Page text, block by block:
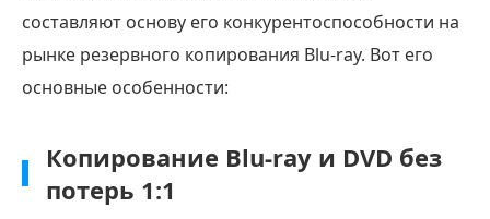
использовать
Blu-
пошаговое
руководство
составляют основу его конкурентоспособности на
рынке резервного копирования Blu-ray. Вот его
основные особенности:
Копирование Blu-ray и DVD без
потерь 1:1